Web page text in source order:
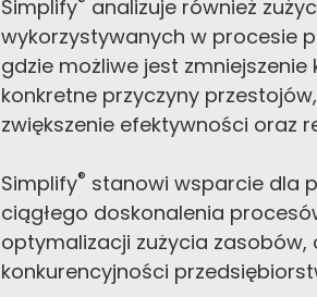
Simplify analizuje również
wykorzystywanych w procesie
gdzie możliwe jest
konkretne przyczyny
zwiększenie efektywności oraz
Simplify® stanowi wsparcie dla
ciągłego doskonalenia
optymalizacji zużycia
konkurencyjności